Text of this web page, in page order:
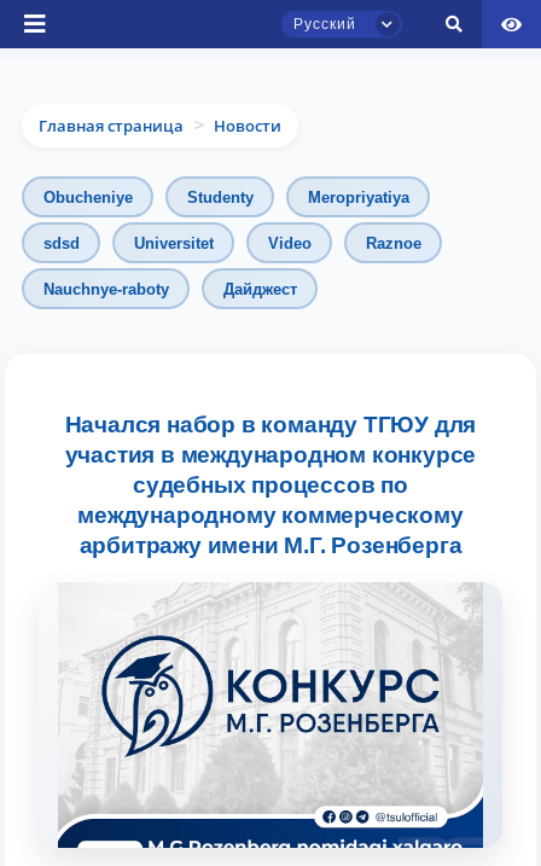
Русский
Главная страница > Новости
Obucheniye Studenty Meropriyatiya
sdsd Universitet Video Raznoe
Nauchnye-raboty Дайджест
Начался набор в команду ТГЮУ для
участия в международном конкурсе
судебных процессов по
международному коммерческому
арбитражу имени М.Г. Розенберга
Чат приёмной комиссии ТГЮУ
приёмной комиссии ТГЮУ.
Оставляйте здесь свои обращения по
вопросам приёма.
Выберите тему — затем появятся
конкретные вопросы:
1. Документы (бакалавр) (5) 2. Документы (магистр) (4)
3. Собеседование (бакалавр) (8)
4. Собеседование (магистр) (5)
8. Квота (бакалавриат) (1) 9. Квота (магистратура) (1)
✉️ Написать администратору